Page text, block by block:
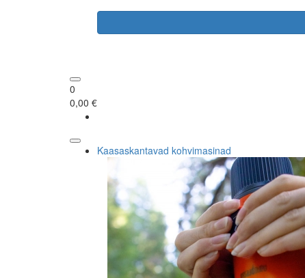
0
0,00 €
Kaasaskantavad kohvimasinad